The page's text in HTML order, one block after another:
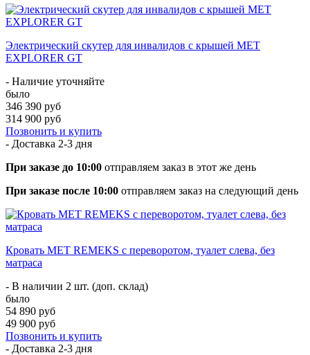
Электрический скутер для инвалидов с крышей МЕТ
EXPLORER GT
- Наличие уточняйте
было
346 390 руб
314 900 руб
Позвонить и купить
- Доставка 2-3 дня
При заказе до 10:00 отправляем заказ в этот же день
При заказе после 10:00 отправляем заказ на следующий день
Кровать МЕТ REMEKS с переворотом, туалет слева, без
матраса
- В наличии 2 шт. (доп. склад)
было
54 890 руб
49 900 руб
Позвонить и купить
- Доставка 2-3 дня